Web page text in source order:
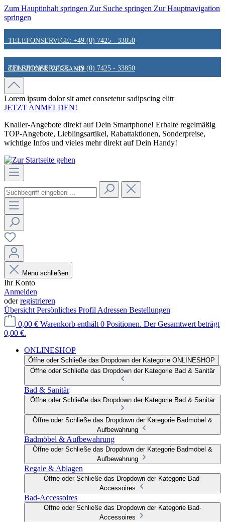
Zum Hauptinhalt springen Zur Suche springen Zur Hauptnavigation
springen
TELEFONSERVICE: +49 (0) 7425 - 33850
GÜNSTIGER VERSAND
FAIR & KUNDENORIENTIERT
HINWEIS ZU STATIONÄREN PREISEN
TELEFONSERVICE: +49 (0) 7425 - 33850
GÜNSTIGER VERSAND
FAIR & KUNDENORIENTIERT
HINWEIS ZU STATIONÄREN PREISEN
Lorem ipsum dolor sit amet consetetur sadipscing elitr
JETZT ANMELDEN!
Knaller-Angebote direkt auf Dein Smartphone! Erhalte regelmäßig
TOP-Angebote, Lieblingsartikel, Rabattaktionen, Sonderpreise,
wichtige Infos und vieles mehr direkt auf Dein Handy!
Menü schließen
Ihr Konto
Anmelden
oderregistrieren
Übersicht Persönliches Profil Adressen Bestellungen
0,00 € Warenkorb enthält 0 Positionen. Der Gesamtwert beträgt
0,00 €.
ONLINESHOP
Öffne oder Schließe das Dropdown der Kategorie ONLINESHOP
Öffne oder Schließe das Dropdown der Kategorie Bad & Sanitär
Bad & Sanitär
Öffne oder Schließe das Dropdown der Kategorie Bad & Sanitär
Öffne oder Schließe das Dropdown der Kategorie Badmöbel &
Aufbewahrung
Badmöbel & Aufbewahrung
Öffne oder Schließe das Dropdown der Kategorie Badmöbel &
Aufbewahrung
Regale & Ablagen
Öffne oder Schließe das Dropdown der Kategorie Bad-
Accessoires
Bad-Accessoires
Öffne oder Schließe das Dropdown der Kategorie Bad-
Accessoires